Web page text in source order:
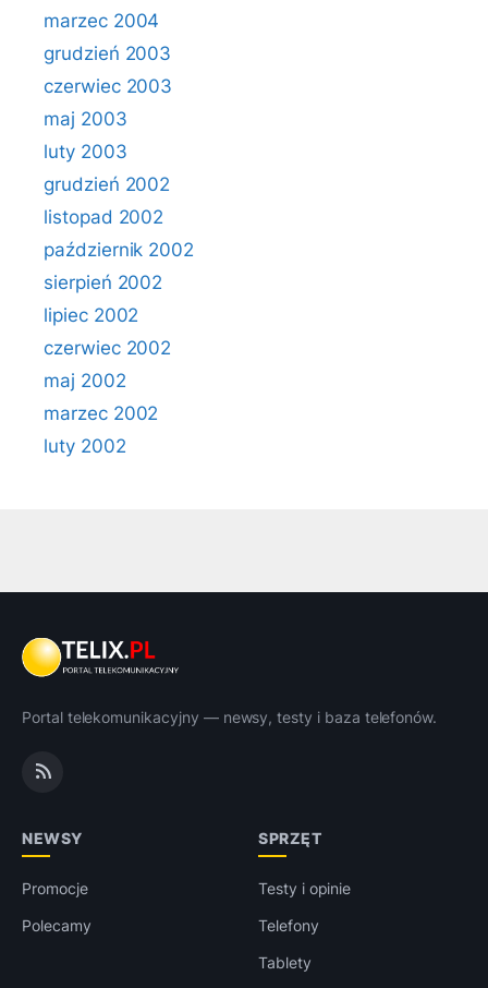
marzec 2004
grudzień 2003
czerwiec 2003
maj 2003
luty 2003
grudzień 2002
listopad 2002
październik 2002
sierpień 2002
lipiec 2002
czerwiec 2002
maj 2002
marzec 2002
luty 2002
Portal telekomunikacyjny — newsy, testy i baza telefonów.
NEWSY
Promocje
Polecamy
SPRZĘT
Testy i opinie
Telefony
Tablety